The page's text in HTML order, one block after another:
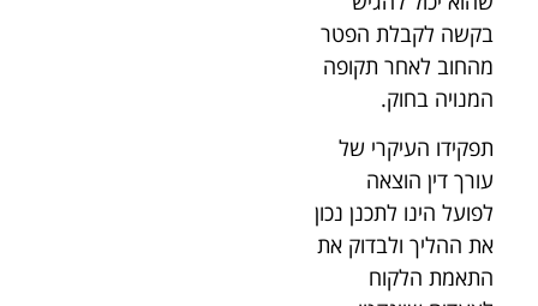
בקשה לקבלת הפטר
מהחוב לאחר תקופה
המנויה בחוק.
תפקידו העיקרי של
עורך דין הוצאה
לפועל הינו לתכנן נכון
את ההליך ולבדוק את
התאמת הלקוח